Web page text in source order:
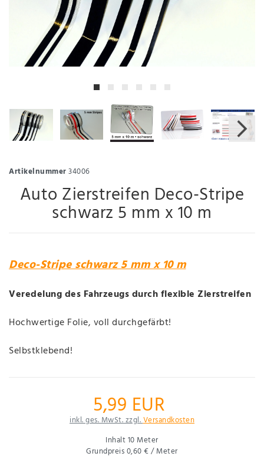
Artikelnummer34006
Auto Zierstreifen Deco-Stripe
schwarz 5 mm x 10 m
Deco-Stripe schwarz 5 mm x 10 m
Veredelung des Fahrzeugs durch flexible Zierstreifen
Hochwertige Folie, voll durchgefärbt!
Selbstklebend!
5,99 EUR
inkl. ges. MwSt. zzgl.Versandkosten
Inhalt10 Meter
Grundpreis0,60 € / Meter